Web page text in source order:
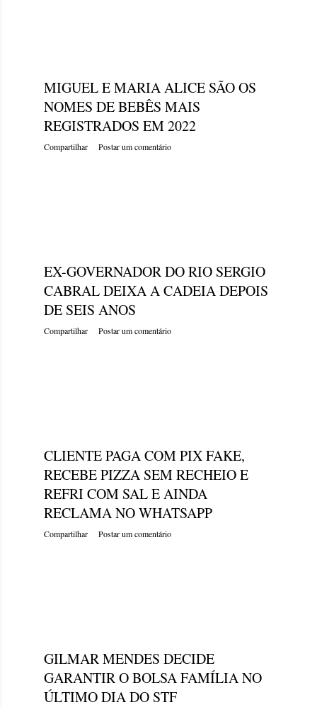
MIGUEL E MARIA ALICE SÃO OS
NOMES DE BEBÊS MAIS
REGISTRADOS EM 2022
Compartilhar Postar um comentário
EX-GOVERNADOR DO RIO SERGIO
CABRAL DEIXA A CADEIA DEPOIS
DE SEIS ANOS
Compartilhar Postar um comentário
CLIENTE PAGA COM PIX FAKE,
RECEBE PIZZA SEM RECHEIO E
REFRI COM SAL E AINDA
RECLAMA NO WHATSAPP
Compartilhar Postar um comentário
GILMAR MENDES DECIDE
GARANTIR O BOLSA FAMÍLIA NO
ÚLTIMO DIA DO STF